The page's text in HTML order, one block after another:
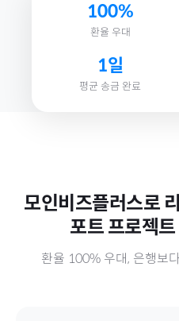
100%
환율 우대
1일
평균 송금 완료
모인비즈플러스로
포트 프로젝트
환율 100% 우대, 은행보